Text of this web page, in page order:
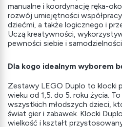
manualne i koordynację ręka-
rozwój umiejętności
dziećmi, a także logicznego i
Uczą kreatywności,
pewności siebie i samodzielności.
Dla kogo idealnym wyborem
Zestawy LEGO Duplo to klocki
wieku od 1,5. do 5. roku życia.
wszystkich młodszych dzieci,
świat gier i zabawek. Klocki
wielkość i kształt